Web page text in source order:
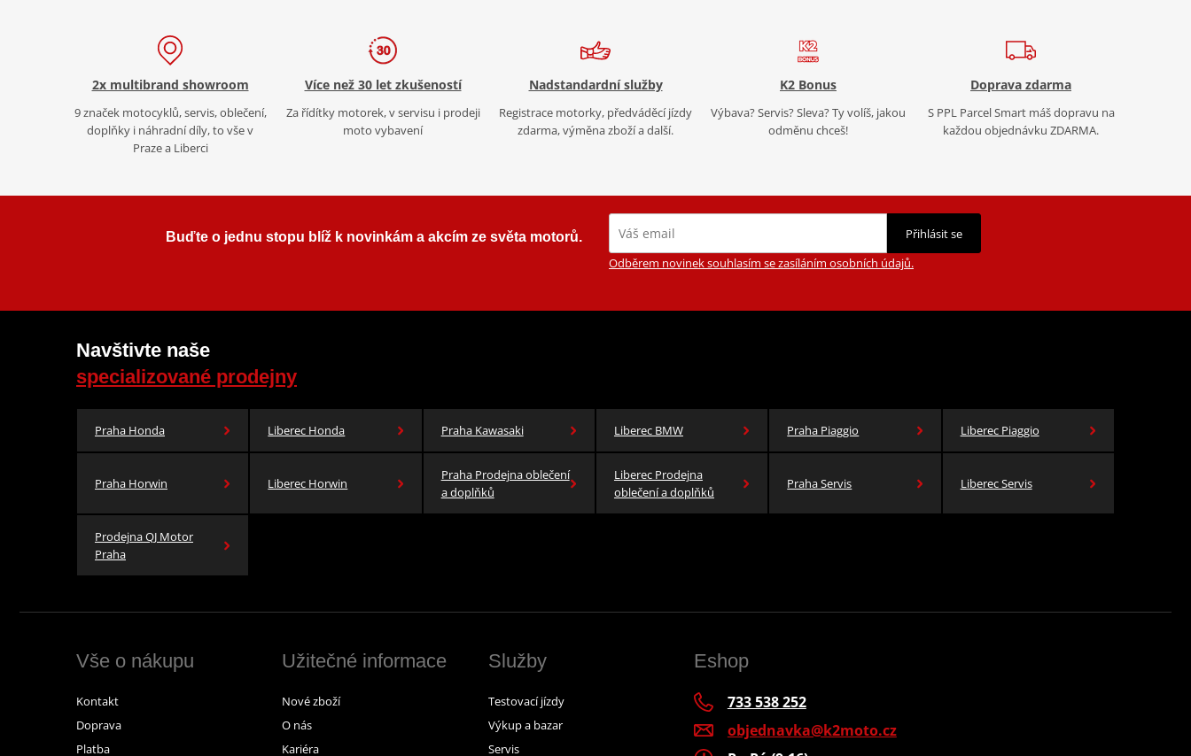
2x multibrand showroom
9 značek motocyklů, servis, oblečení,
doplňky i náhradní díly, to vše v
Praze a Liberci
Více než 30 let zkušeností
Za řídítky motorek, v servisu i prodeji
moto vybavení
Nadstandardní služby
Registrace motorky, předváděcí jízdy
zdarma, výměna zboží a další.
K2 Bonus
Výbava? Servis? Sleva? Ty volíš, jakou
odměnu chceš!
Doprava zdarma
S PPL Parcel Smart máš dopravu na
každou objednávku ZDARMA.
Buďte o jednu stopu blíž k novinkám a akcím ze světa motorů.
Přihlásit se
Odběrem novinek souhlasím se zasíláním osobních údajů.
Navštivte naše
specializované prodejny
Praha Honda Liberec Honda Praha Kawasaki Liberec BMW Praha Piaggio Liberec Piaggio
Praha Horwin Liberec Horwin
Praha Prodejna oblečení
a doplňků
Liberec Prodejna
oblečení a doplňků
Praha Servis Liberec Servis
Prodejna QJ Motor
Praha
Vše o nákupu
Kontakt
Doprava
Platba
Užitečné informace
Nové zboží
O nás
Kariéra
Služby
Testovací jízdy
Výkup a bazar
Servis
Eshop
733 538 252
objednavka@k2moto.cz